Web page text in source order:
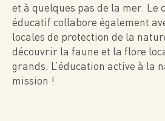
et à quelques pas de la mer. Le
éducatif collabore également
locales de protection de la
découvrir la faune et la flore
grands. L’éducation active à la
mission !